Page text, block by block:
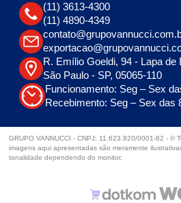
(11) 3613-4300
(11) 4890-4349
R. Emílio Goeldi, 94 - Lapa de
São Paulo - SP, 05065-110
Funcionamento: Seg – Sex
Recebimento: Seg – Sex das
GRUPO VANNUCCI - CNPJ: 11.623.920/0001-82 - ©
imagens aqui apresentadas são meramente
tonalidade dependendo do monitor.